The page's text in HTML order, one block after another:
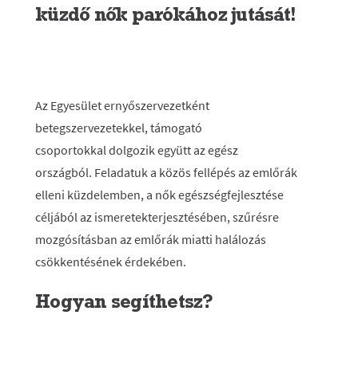
küzdő nők parókához jutását!
Az Egyesület ernyőszervezetként
betegszervezetekkel, támogató
csoportokkal dolgozik együtt az egész
országból. Feladatuk a közös fellépés az emlőrák
elleni küzdelemben, a nők egészségfejlesztése
céljából az ismeretekterjesztésében, szűrésre
mozgósításban az emlőrák miatti halálozás
csökkentésének érdekében.
Hogyan segíthetsz?